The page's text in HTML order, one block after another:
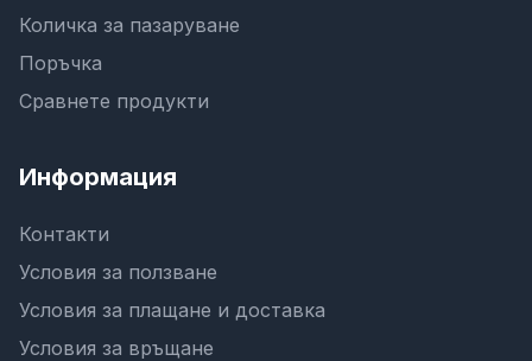
Количка за пазаруване
Поръчка
Сравнете продукти
Информация
Контакти
Условия за ползване
Условия за плащане и доставка
Условия за връщане